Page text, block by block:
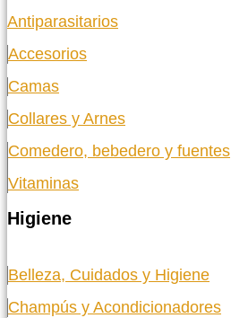
Antiparasitarios
Accesorios
Camas
Collares y Arnes
Comedero, bebedero y fuentes
Vitaminas
Higiene
Belleza, Cuidados y Higiene
Champús y Acondicionadores